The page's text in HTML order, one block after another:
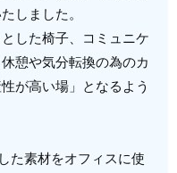
しました。
した椅子、コミュニケ
憩や気分転換の為のカ
が高い場」となるよう
た素材をオフィスに使